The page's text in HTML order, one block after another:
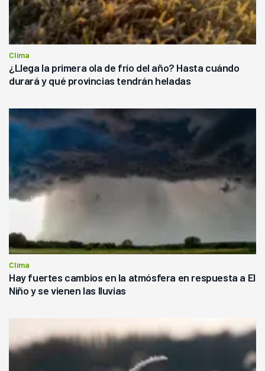
Clima
¿Llega la primera ola de frío del año? Hasta cuándo
durará y qué provincias tendrán heladas
Clima
Hay fuertes cambios en la atmósfera en respuesta a El
Niño y se vienen las lluvias